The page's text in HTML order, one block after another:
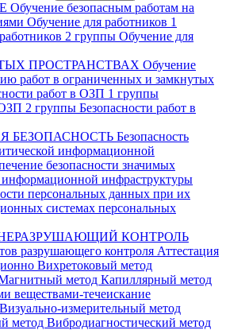
Обучение безопасным работам на
Обучение для работников 1
2 группы Обучение для
ПРОСТРАНСТВАХ Обучение
работ в ограниченных и замкнутых
работ в ОЗП 1 группы
ОЗП 2 группы Безопасности работ в
БЕЗОПАСНОСТЬ Безопасность
информационной
безопасности значимых
информационной инфраструктуры
персональных данных при их
системах персональных
КОНТРОЛЬ
разрушающего контроля Аттестация
Вихретоковый метод
метод Капиллярный метод
веществами-течеискание
Визуально-измерительный метод
метод Вибродиагностический метод